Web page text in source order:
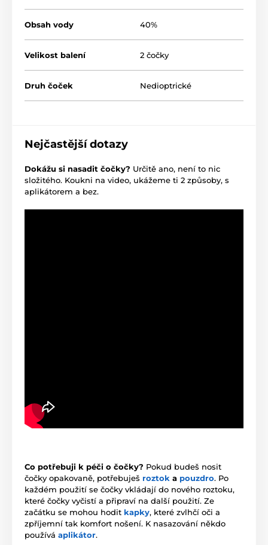
Obsah vody 40%
Velikost balení 2 čočky
Druh čoček Nedioptrické
Nejčastější dotazy
Dokážu si nasadit čočky? Určitě ano, není to nic
složitého. Koukni na video, ukážeme ti 2 způsoby, s
aplikátorem a bez.
Co potřebuji k péči o čočky? Pokud budeš nosit
čočky opakovaně, potřebuješ roztok a pouzdro. Po
každém použití se čočky vkládají do nového roztoku,
které čočky vyčistí a připraví na další použití. Ze
začátku se mohou hodit kapky, které zvlhčí oči a
zpříjemní tak komfort nošení. K nasazování někdo
používá aplikátor.